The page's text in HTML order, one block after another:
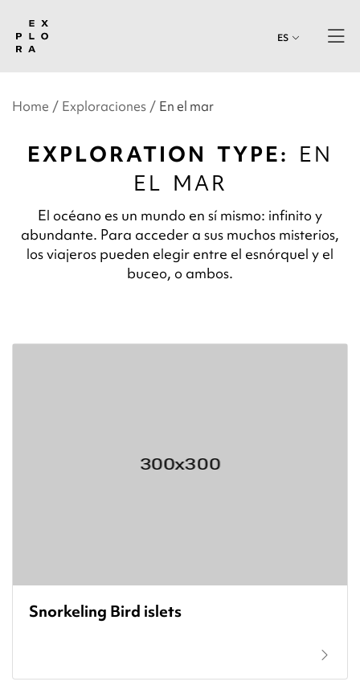
ES
Home Exploraciones En el mar
EXPLORATION TYPE: EN
EL MAR
El océano es un mundo en sí mismo: infinito y
abundante. Para acceder a sus muchos misterios,
los viajeros pueden elegir entre el esnórquel y el
buceo, o ambos.
Snorkeling Bird islets